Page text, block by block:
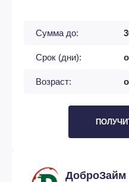
Сумма до:
Срок (дни):
Возраст:
ДоброЗайм